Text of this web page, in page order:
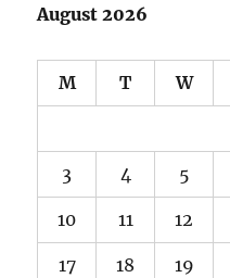
August 2026
M T W
3 4 5
10 11 12
17 18 19